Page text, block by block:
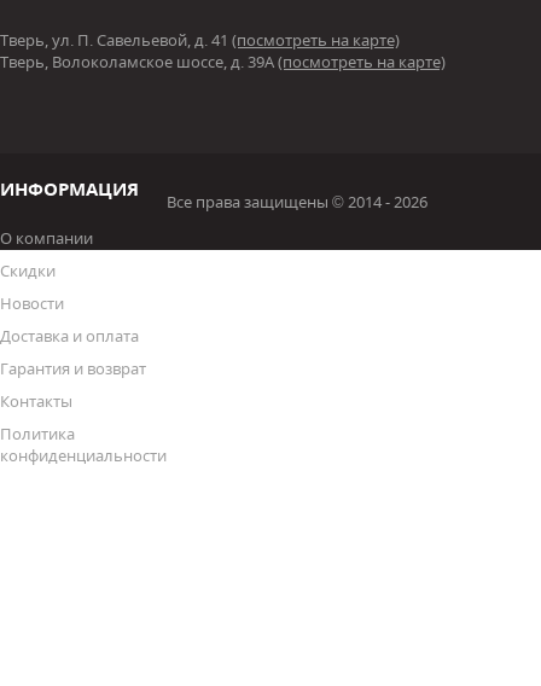
Тверь, ул. П. Савельевой, д. 41 (посмотреть на карте)
Тверь, Волоколамское шоссе, д. 39А(посмотреть на карте)
ИНФОРМАЦИЯ
О компании
Скидки
Новости
Доставка и оплата
Гарантия и возврат
Контакты
Политика
конфиденциальности
Все права защищены © 2014 - 2026